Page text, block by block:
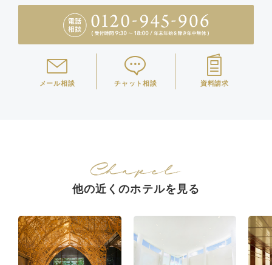
メール相談 チャット相談 資料請求
他の近くのホテルを見る